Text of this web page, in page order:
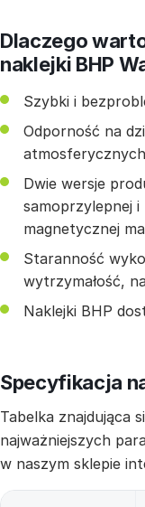
Dlaczego
naklejki BHP
Szybki i
Odporność na
Dwie wersje
samoprzylepnej
magnetycznej
Staranność
wytrzymałość,
Naklejki BHP
Specyfikacja
Tabelka znajdująca
najważniejszych
w naszym sklepie